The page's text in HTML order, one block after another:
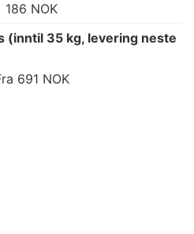
186 NOK
(inntil 35 kg, levering neste
691 NOK